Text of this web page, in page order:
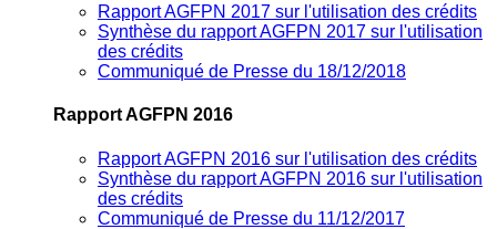
Rapport AGFPN 2017 sur l'utilisation des crédits
Synthèse du rapport AGFPN 2017 sur l'utilisation
des crédits
Communiqué de Presse du 18/12/2018
Rapport AGFPN 2016
Rapport AGFPN 2016 sur l'utilisation des crédits
Synthèse du rapport AGFPN 2016 sur l'utilisation
des crédits
Communiqué de Presse du 11/12/2017